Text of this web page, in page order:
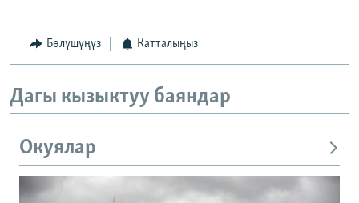
Бөлүшүңүз Катталыңыз
Дагы кызыктуу баяндар
Окуялар